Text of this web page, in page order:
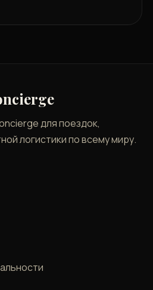
для поездок,
логистики по всему миру.